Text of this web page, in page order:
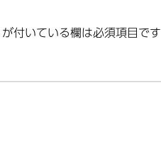
が付いている欄は必須項目です